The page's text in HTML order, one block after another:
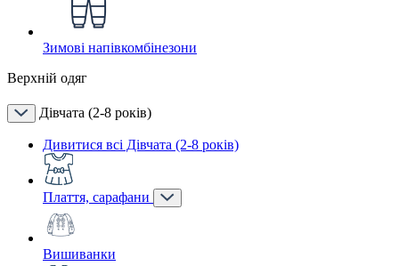
Зимові напівкомбінезони
Верхній одяг
Дівчата (2-8 років)
Дивитися всі Дівчата (2-8 років)
Плаття, сарафани
Вишиванки